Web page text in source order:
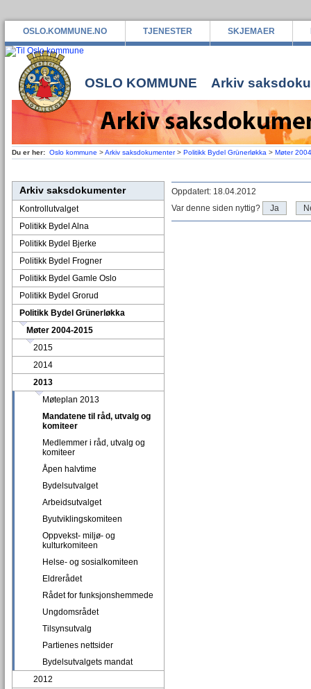
OSLO.KOMMUNE.NO TJENESTER SKJEMAER
OSLO KOMMUNE Arkiv
Du er her: Oslo kommune >Arkiv saksdokumenter> Politikk Bydel Grünerløkka > Møter
Arkiv saksdokumenter
Kontrollutvalget
Politikk Bydel Alna
Politikk Bydel Bjerke
Politikk Bydel Frogner
Politikk Bydel Gamle Oslo
Politikk Bydel Grorud
Politikk Bydel Grünerløkka
Møter 2004-2015
2015
2014
2013
Møteplan 2013
Mandatene til råd, utvalg og
komiteer
Medlemmer i råd, utvalg og
komiteer
Åpen halvtime
Bydelsutvalget
Arbeidsutvalget
Byutviklingskomiteen
Oppvekst- miljø- og
kulturkomiteen
Helse- og sosialkomiteen
Eldrerådet
Rådet for funksjonshemmede
Ungdomsrådet
Tilsynsutvalg
Partienes nettsider
Bydelsutvalgets mandat
2012
Oppdatert: 18.04.2012
Var denne siden nyttig?
Ja